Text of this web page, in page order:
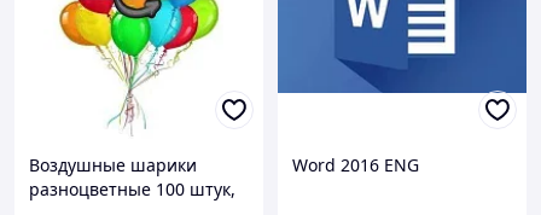
Воздушные шарики
разноцветные 100 штук,
Word 2016 ENG